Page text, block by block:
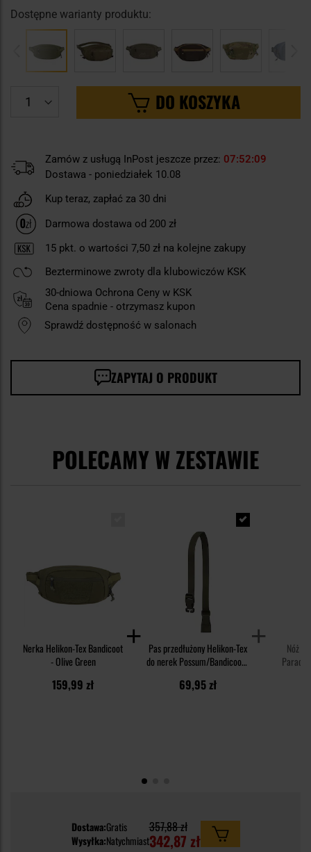
Dostępne warianty produktu:
DO KOSZYKA
Zamów z usługą InPost jeszcze przez: 07 52 08
Dostawa - poniedziałek 10.08
Kup teraz, zapłać za 30 dni
Darmowa dostawa od 200 zł
15 pkt. o wartości 7,50 zł na kolejne zakupy
Bezterminowe zwroty dla klubowiczów KSK
30-dniowa Ochrona Ceny w KSK
Cena spadnie - otrzymasz kupon
Sprawdź dostępność w salonach
ZAPYTAJ O PRODUKT
POLECAMY W ZESTAWIE
Nerka Helikon-Tex Bandicoot
- Olive Green
159,99 zł
Pas przedłużony Helikon-Tex
do nerek Possum/Bandicoot -
69,95 zł
Nóż
Dostawa:Gratis
Wysyłka:Natychmiast
357,88 zł
342,87 zł